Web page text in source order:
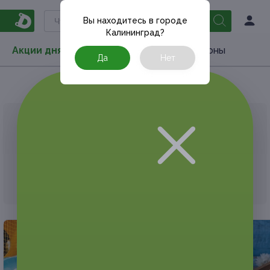
Акции дня Товары Туризм РестоКупоны
Вы находитесь в городе
Калининград?
Да Нет
Квеcты
К сожалению, выгодные акции быстро
Но у Frendi есть предложения, которые